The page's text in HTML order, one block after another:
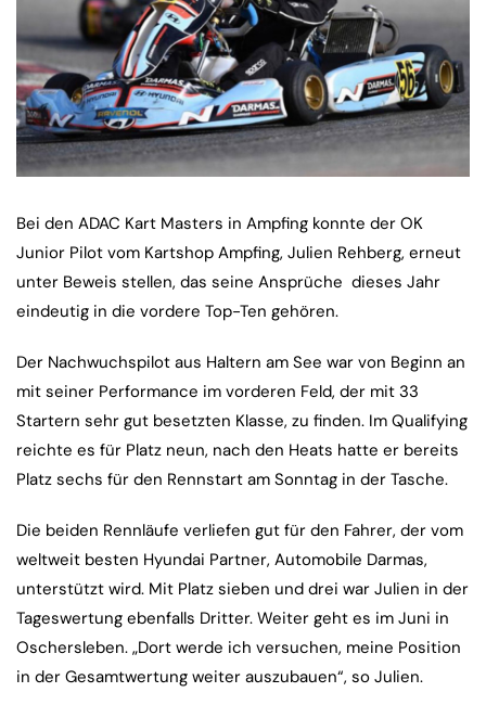
Bei den ADAC Kart Masters in Ampfing konnte der OK
Junior Pilot vom Kartshop Ampfing, Julien Rehberg, erneut
unter Beweis stellen, das seine Ansprüche dieses Jahr
eindeutig in die vordere Top-Ten gehören.
Der Nachwuchspilot aus Haltern am See war von Beginn an
mit seiner Performance im vorderen Feld, der mit 33
Startern sehr gut besetzten Klasse, zu finden. Im Qualifying
reichte es für Platz neun, nach den Heats hatte er bereits
Platz sechs für den Rennstart am Sonntag in der Tasche.
Die beiden Rennläufe verliefen gut für den Fahrer, der vom
weltweit besten Hyundai Partner, Automobile Darmas,
unterstützt wird. Mit Platz sieben und drei war Julien in der
Tageswertung ebenfalls Dritter. Weiter geht es im Juni in
Oschersleben. „Dort werde ich versuchen, meine Position
in der Gesamtwertung weiter auszubauen“, so Julien.